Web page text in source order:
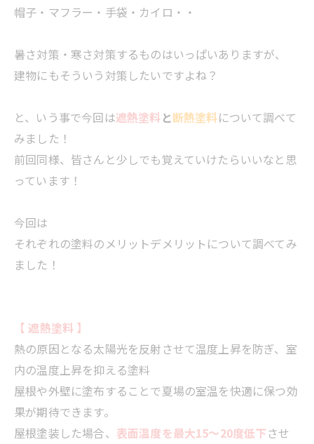
帽子・マフラー・手袋・カイロ・・
暑さ対策・寒さ対策するものはいっぱいありますが、
建物にもそういう対策したいですよね？
と、いう事で今回は遮熱塗料と断熱塗料について調べて
みました！
前回同様、皆さんと少しでも覚えていけたらいいなと思
っています！
今回は
それぞれの塗料のメリットデメリットについて調べてみ
ました！
【 遮熱塗料 】
熱の原因となる太陽光を反射させて温度上昇を防ぎ、室
内の温度上昇を抑える塗料
屋根や外壁に塗布することで夏場の室温を快適に保つ効
果が期待できます。
屋根塗装した場合、 表面温度を最大15～20度低下させ